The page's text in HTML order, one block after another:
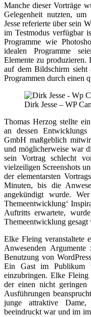
Manche dieser Vorträge
Gelegenheit nutzten,
Jesse referierte über sein
im Testmodus verfügbar
Programme wie
idealen Programme
Elemente zu produzieren.
auf dem Bildschirm
Programmen durch einen
Dirk Jesse – WP
Thomas Herzog stellte
an dessen
GmbH maßgeblich
und möglicherweise war
sein Vortrag schlecht
vielzeiligen Screenshots
der elementarsten
Minuten, bis die
angekündigt wurde.
Themeentwicklung‘
Auftritts erwartete,
Themeentwicklung gesagt
Elke Fleing veranstaltete
Anwesenden
Benutzung von
Ein Gast im Publikum
einzubringen. Elke
der einen nicht
Ausführungen
junge attraktive
beeindruckt war und im